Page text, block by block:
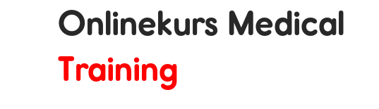
Onlinekurs Medical
Training